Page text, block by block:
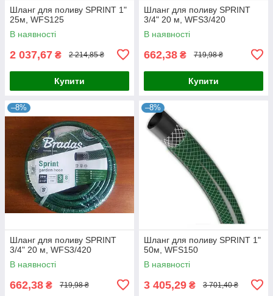
Шланг для поливу SPRINT 1"
25м, WFS125
В наявності
2 037,67 ₴ 2 214,85 ₴
Купити
Шланг для поливу SPRINT
3/4" 20 м, WFS3/420
В наявності
662,38 ₴ 719,98 ₴
Купити
–8%
Шланг для поливу SPRINT
3/4" 20 м, WFS3/420
В наявності
662,38 ₴ 719,98 ₴
–8%
Шланг для поливу SPRINT 1"
50м, WFS150
В наявності
3 405,29 ₴ 3 701,40 ₴